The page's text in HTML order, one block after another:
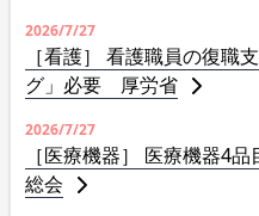
2026/7/27
［看護］ 看護職員の復職
グ」必要 厚労省
2026/7/27
［医療機器］ 医療機器4
総会